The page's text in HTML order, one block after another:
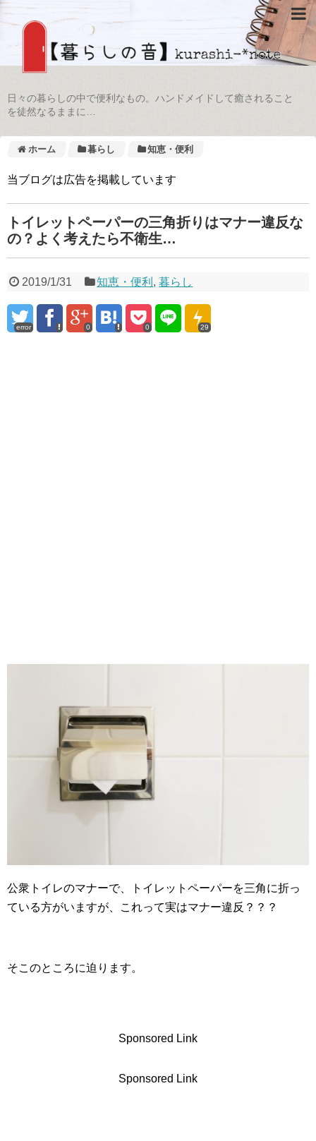
日々の暮らしの中で便利なもの。ハンドメイドして癒されること
を徒然なるままに…
ホーム 暮らし 知恵・便利
当ブログは広告を掲載しています
トイレットペーパーの三角折りはマナー違反な
の？よく考えたら不衛生…
2019/1/31 知恵・便利 ,暮らし
error 0 0 29
公衆トイレのマナーで、トイレットペーパーを三角に折っ
ている方がいますが、これって実はマナー違反？？？
そこのところに迫ります。
Sponsored Link
Sponsored Link